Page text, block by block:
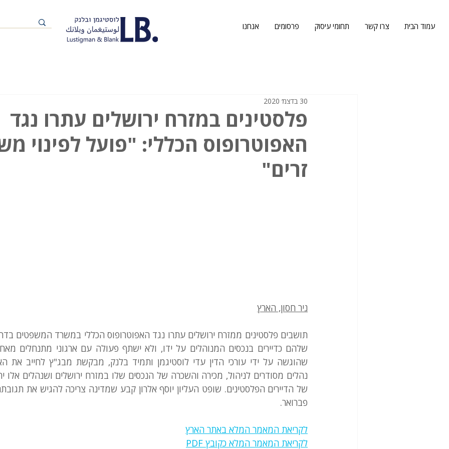
אנחנו פרסומים תחומי עיסוק צרו קשר עמוד הבית
פלסטינים במזרח ירושלים עתרו נגד
האפוטרופוס הכללי: "פועל לפינוי
זרים"
30 בדצמ׳ 2020
ניר חסון, הארץ
פברואר.
לקריאת המאמר המלא באתר הארץ
לקריאת המאמר המלא כקובץ PDF